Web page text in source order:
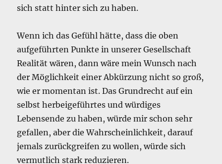
sich statt hinter sich zu haben.
Wenn ich das Gefühl hätte, dass die oben
aufgeführten Punkte in unserer Gesellschaft
Realität wären, dann wäre mein Wunsch nach
der Möglichkeit einer Abkürzung nicht so groß,
wie er momentan ist. Das Grundrecht auf ein
selbst herbeigeführtes und würdiges
Lebensende zu haben, würde mir schon sehr
gefallen, aber die Wahrscheinlichkeit, darauf
jemals zurückgreifen zu wollen, würde sich
vermutlich stark reduzieren.